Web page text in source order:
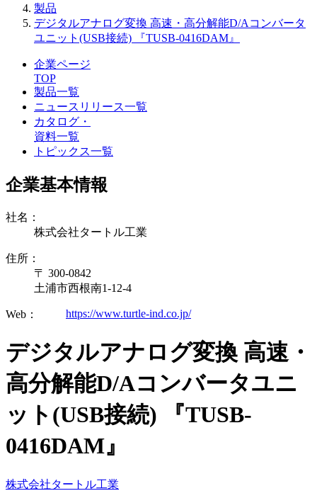
製品
デジタルアナログ変換 高速・高分解能D/Aコンバータ
ユニット(USB接続) 『TUSB-0416DAM』
企業ページ
TOP
製品一覧
ニュースリリース一覧
カタログ・
資料一覧
トピックス一覧
企業基本情報
社名：
株式会社タートル工業
住所：
〒 300-0842
土浦市西根南1-12-4
Web： https://www.turtle-ind.co.jp/
デジタルアナログ変換 高速・
高分解能D/Aコンバータユニ
ット(USB接続) 『TUSB-
0416DAM』
株式会社タートル工業